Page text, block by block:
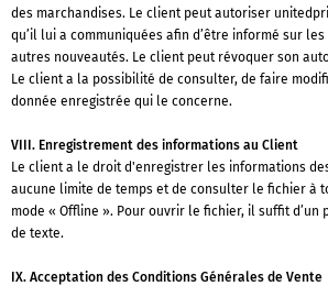
des marchandises. Le client peut autoriser
qu’il lui a communiquées afin d’être informé sur
autres nouveautés. Le client peut révoquer son
Le client a la possibilité de consulter, de faire
donnée enregistrée qui le concerne.
VIII. Enregistrement des informations au Client
Le client a le droit d'enregistrer les informations
aucune limite de temps et de consulter le fichier à
mode « Offline ». Pour ouvrir le fichier, il suffit d’un
de texte.
IX. Acceptation des Conditions Générales de Vente